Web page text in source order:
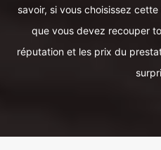
savoir, si vous choisissez
que vous devez recouper
réputation et les prix du